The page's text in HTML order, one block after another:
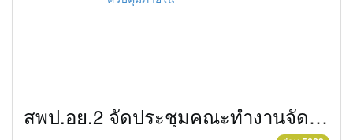
สพป.อย.2 จัดประชุมคณะทำงานจัดทำรายงานและติดตามประเมินผลการควบคุมภายใน